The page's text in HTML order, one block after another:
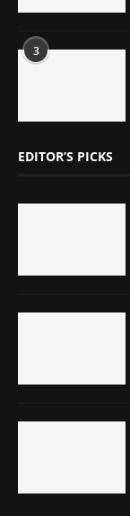
3
EDITOR’S PICKS